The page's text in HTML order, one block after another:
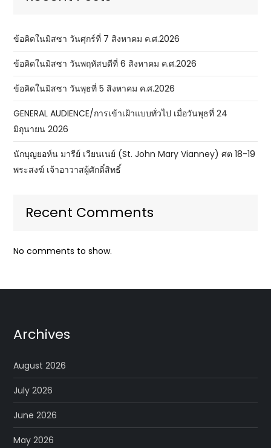
ข้อคิดในมิสซา วันศุกร์ที่ 7 สิงหาคม ค.ศ.2026
ข้อคิดในมิสซา วันพฤหัสบดีที่ 6 สิงหาคม ค.ศ.2026
ข้อคิดในมิสซา วันพุธที่ 5 สิงหาคม ค.ศ.2026
GENERAL AUDIENCE/การเข้าเฝ้าแบบทั่วไป เมื่อวันพุธที่ 24
มิถุนายน 2026
นักบุญยอห์น มารีย์ เวียนเนย์ (St. John Mary Vianney) ศต 18-19
พระสงฆ์ เจ้าอาวาสผู้ศักดิ์สิทธิ์
Recent Comments
No comments to show.
Archives
August 2026
July 2026
June 2026
May 2026